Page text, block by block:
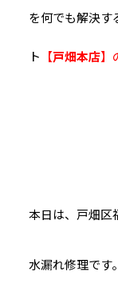
を何でも解決す
ト 【戸畑本店】
本日は、戸畑区
水漏れ修理です。